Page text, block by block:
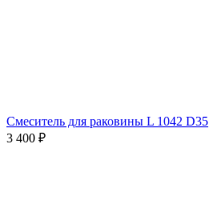
Смеситель для раковины L 1042 D35
3 400 ₽